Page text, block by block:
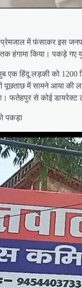
में फंसाकर इस
हंगामा किया। पकड़े गए
एक हिंदू लड़की को
पूछताछ में सामने आया
फतेहपुर से कोई डायरेक्ट
पकड़ा